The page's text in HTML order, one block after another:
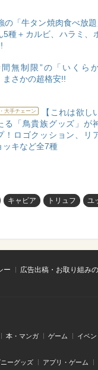
の「牛タン焼肉食べ放
5種＋カルビ、ハラミ、
間無制限”の「いくら
まさかの超格安!!
大手チェーン
【これは欲し
る「鳥貴族グッズ」が
！ロゴクッション、リ
ッキなど全7種
キャビア トリュフ ユ
ー
広告出稿・お取り組み
本・マンガ ゲーム イベン
ーグッズ アプリ・ゲーム